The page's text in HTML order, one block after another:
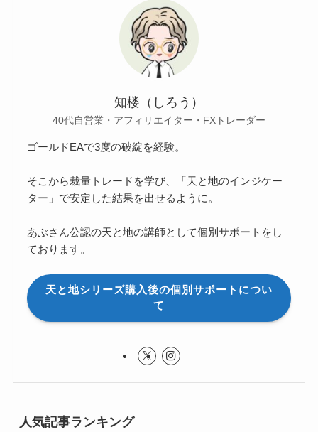
知楼（しろう）
40代自営業・アフィリエイター・FXトレーダー
ゴールドEAで3度の破綻を経験。
そこから裁量トレードを学び、「天と地のインジケー
ター」で安定した結果を出せるように。
あぶさん公認の天と地の講師として個別サポートをし
ております。
天と地シリーズ購入後の個別サポートについ
て
人気記事ランキング